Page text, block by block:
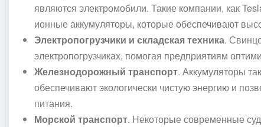
являются электромобили. Такие компании, как
ионные аккумуляторы, которые обеспечивают
Электропогрузчики и складская техника.
электропогрузчиках, помогая предприятиям
Железнодорожный транспорт. Аккумуляторы
обеспечивают экологически чистую энергию и
питания.
Морской транспорт. Некоторые современные